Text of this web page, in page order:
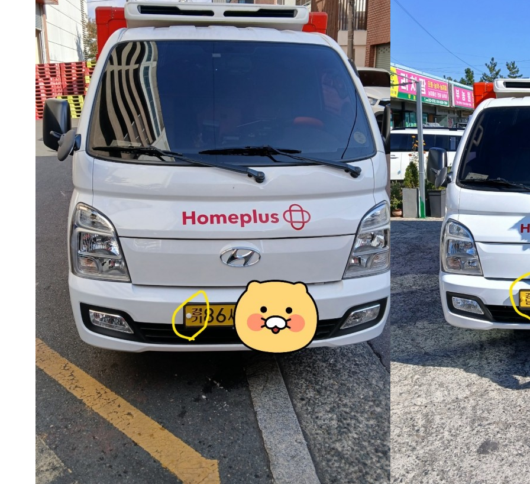
팔고
개인넘버
법인넘버
사고
개인넘버
법인넘버
이용안내
이용안내
공지사
공지사항